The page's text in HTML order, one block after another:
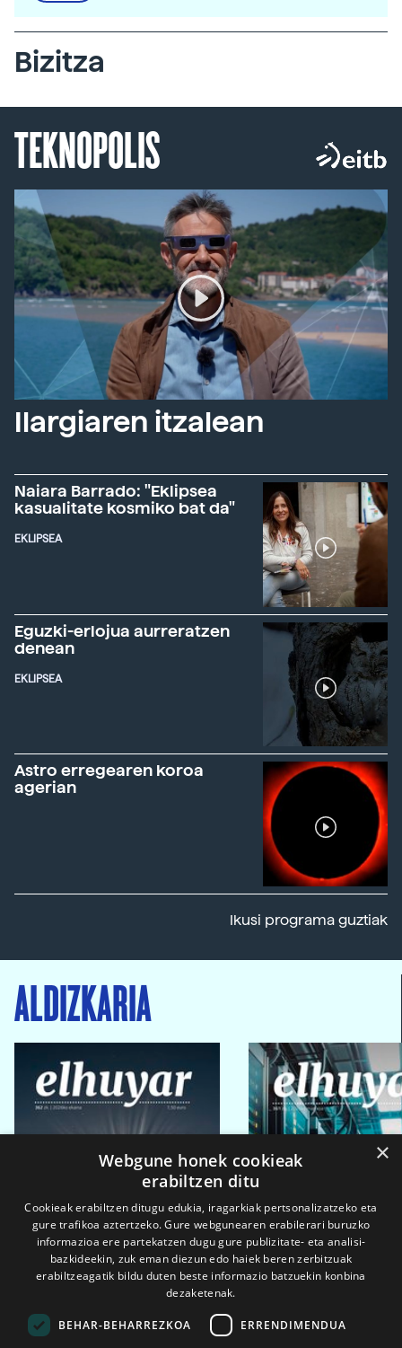
Bizitza
TEKNOPOLIS
Ilargiaren itzalean
Naiara Barrado: "Eklipsea
kasualitate kosmiko bat da"
EKLIPSEA
Eguzki-erlojua aurreratzen
denean
EKLIPSEA
Astro erregearen koroa
agerian
Ikusi programa guztiak
ALDIZKARIA
×
Webgune honek cookieak
erabiltzen ditu
Cookieak erabiltzen ditugu edukia, iragarkiak pertsonalizatzeko eta
gure trafikoa aztertzeko. Gure webgunearen erabilerari buruzko
informazioa ere partekatzen dugu gure publizitate- eta analisi-
bazkideekin, zuk eman diezun edo haiek beren zerbitzuak
erabiltzeagatik bildu duten beste informazio batzuekin konbina
dezaketenak.
BEHAR-BEHARREZKOA ERRENDIMENDUA